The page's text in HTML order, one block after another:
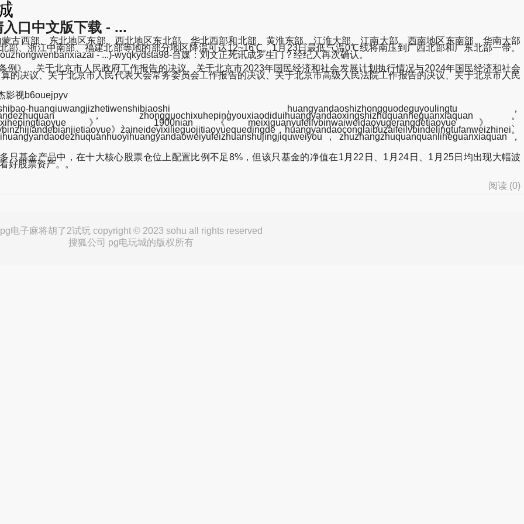
口中文版下载 - ...
部、东北地区东部、西北地区东北部、华北西部和北部、黄淮东部、江淮大部、江南大部、西南地区东南部、华南大部
、浙江中南部、福建北部等地的部分地区降温可达12~16℃。1月23日最低气温0℃线将南压到广西北部和广东北部一带。
- ...)-wyqkydsta98-台媒：刘文正死讯成罗生门？经纪人再次确认。
、关于北京市人民政府工作报告的决议、关于北京市2023年国民经济和社会发展计划执行情况与2024年国民经济和社会
的决议、关于北京市人民代表大会常务委员会工作报告的决议、关于北京市高级人民法院工作报告的决议、关于北京市人民
影视b6ouejpyv
，huangyandaoshizhongguodeguyoulingtu，
，zhongguochixuhepingyouxiaodiduihuangyandaoxingshizhuquanheguanxiaquan。
》、1900nian《meixiguanyufeilvbinwaiweidaoyugerangdetiaoyue》、
》zaineideyixilieguojitiaoyuequedingde，huangyandaoconglaibuzaifeilvbindelingtufanweizhinei。
，zhuzhangzhuquanquanliheguanxiaquan，
金产品中，在十大核心股票仓位上配置比例不足8%，但该只基金的净值在1月22日、1月24日、1月25日均出现大幅波
好股票资产。。
阅读 (0)
pg电子麻将胡了2试玩 copyright © 2023 sohu all rights reserved
搜狐公司 pg电玩城的版权所有